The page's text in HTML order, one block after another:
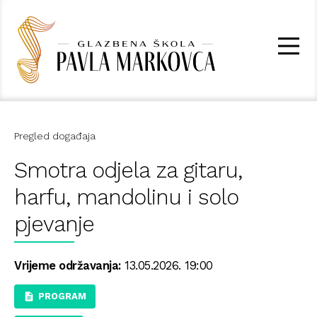
Pregled događaja
Smotra odjela za gitaru,
harfu, mandolinu i solo
pjevanje
Vrijeme održavanja:13.05.2026. 19:00
PROGRAM